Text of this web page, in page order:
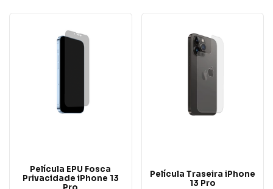
Película EPU Fosca
Privacidade iPhone 13
Película Traseira iPhone
13 Pro